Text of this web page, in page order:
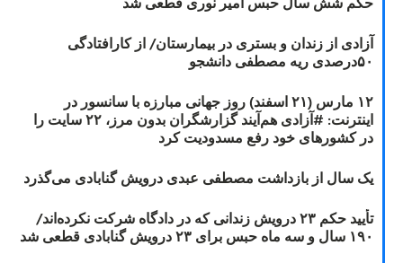
آزادی از زندان و بستری در بیمارستان/ از کارافتادگی
۵۰درصدی ریه مصطفی دانشجو
۱۲ مارس (۲۱ اسفند) روز جهانی مبارزه با سانسور در
اینترنت: #آزادی هم‌آیند گزارشگران‌ بدون مرز، ۲۲ سایت را
در کشورهای خود رفع مسدودیت کرد
یک سال از بازداشت مصطفی عبدی درویش گنابادی می‌گذرد
تأیید حکم ۲۳ درویش زندانی که در دادگاه شرکت نکرده‌اند/
۱۹۰ سال و سه ماه حبس برای ۲۳ درویش گنابادی قطعی شد